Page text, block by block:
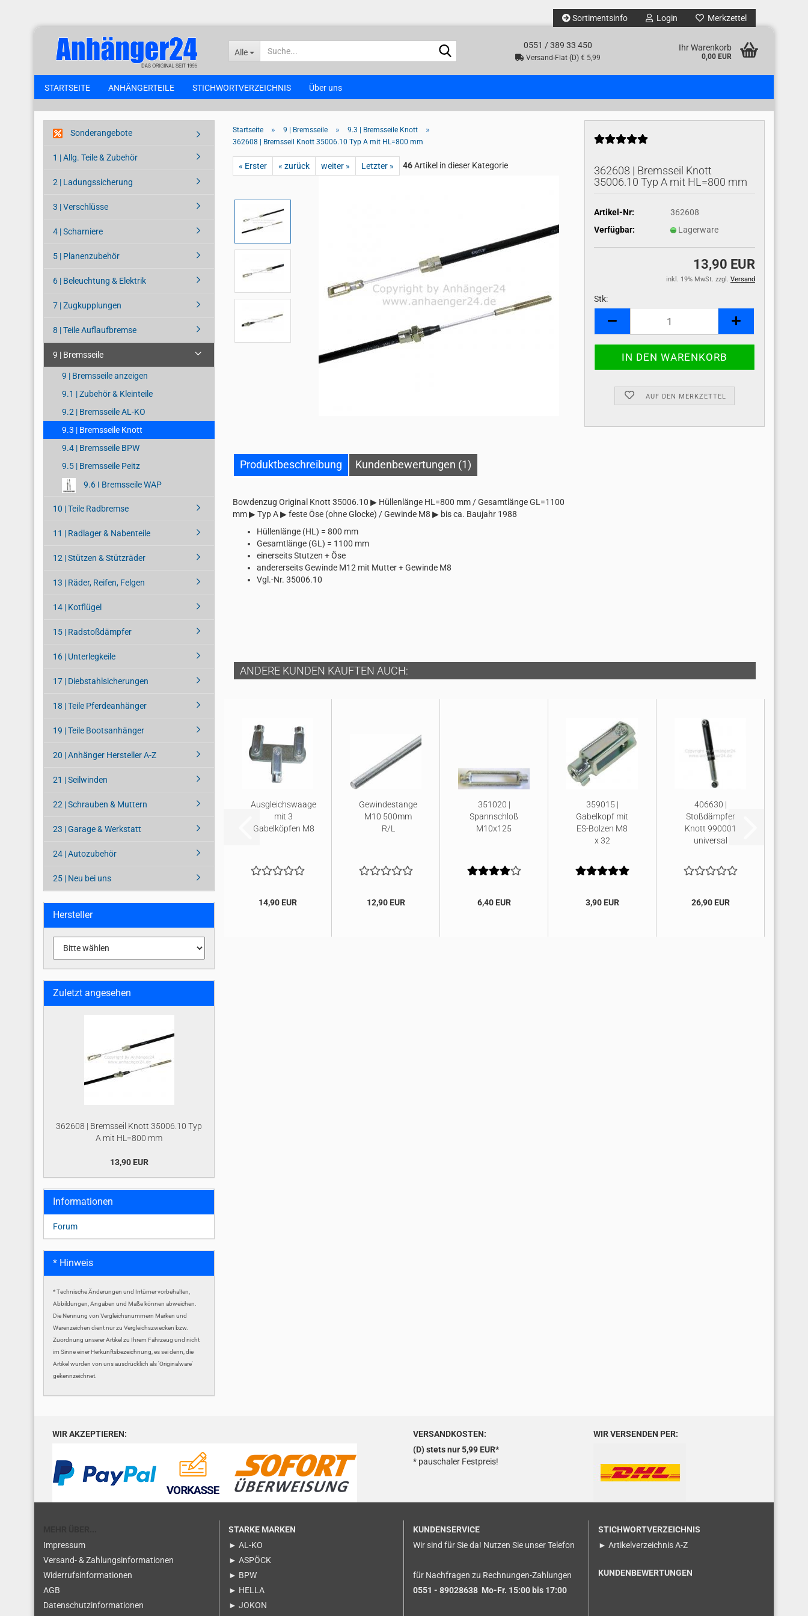
Sortimentsinfo Login Merkzettel
Alle
0551 / 389 33 450
Versand-Flat (D) € 5,99
Ihr Warenkorb
0,00 EUR
STARTSEITE ANHÄNGERTEILE STICHWORTVERZEICHNIS Über uns
Startseite » 9 | Bremsseile » 9.3 | Bremsseile Knott »
362608 | Bremsseil Knott 35006.10 Typ A mit HL=800 mm
« Erster « zurück weiter » Letzter » 46Artikel in dieser Kategorie
362608 | Bremsseil Knott
35006.10 Typ A mit HL=800 mm
Artikel-Nr:
362608
Verfügbar:
Lagerware
13,90 EUR
inkl. 19% MwSt. zzgl. Versand
Stk:
AUF DEN MERKZETTEL
Produktbeschreibung Kundenbewertungen (1)
Bowdenzug Original Knott 35006.10 ▶ Hüllenlänge HL=800 mm / Gesamtlänge GL=1100
mm ▶ Typ A ▶ feste Öse (ohne Glocke) / Gewinde M8 ▶ bis ca. Baujahr 1988
Hüllenlänge (HL) = 800 mm
Gesamtlänge (GL) = 1100 mm
einerseits Stutzen + Öse
andererseits Gewinde M12 mit Mutter + Gewinde M8
Vgl.-Nr. 35006.10
ANDERE KUNDEN KAUFTEN AUCH:
Ausgleichswaage
mit 3
Gabelköpfen M8
14,90 EUR
Gewindestange
M10 500mm
R/L
12,90 EUR
351020 |
Spannschloß
M10x125
6,40 EUR
359015 |
Gabelkopf mit
ES-Bolzen M8
x 32
3,90 EUR
406630 |
Stoßdämpfer
Knott 990001
universal
26,90 EUR
Sonderangebote
1 | Allg. Teile & Zubehör
2 | Ladungssicherung
3 | Verschlüsse
4 | Scharniere
5 | Planenzubehör
6 | Beleuchtung & Elektrik
7 | Zugkupplungen
8 | Teile Auflaufbremse
9 | Bremsseile
9 | Bremsseile anzeigen
9.1 | Zubehör & Kleinteile
9.2 | Bremsseile AL-KO
9.3 | Bremsseile Knott
9.4 | Bremsseile BPW
9.5 | Bremsseile Peitz
9.6 I Bremsseile WAP
10 | Teile Radbremse
11 | Radlager & Nabenteile
12 | Stützen & Stützräder
13 | Räder, Reifen, Felgen
14 | Kotflügel
15 | Radstoßdämpfer
16 | Unterlegkeile
17 | Diebstahlsicherungen
18 | Teile Pferdeanhänger
19 | Teile Bootsanhänger
20 | Anhänger Hersteller A-Z
21 | Seilwinden
22 | Schrauben & Muttern
23 | Garage & Werkstatt
24 | Autozubehör
25 | Neu bei uns
Hersteller
Zuletzt angesehen
362608 | Bremsseil Knott 35006.10 Typ
A mit HL=800 mm
13,90 EUR
Informationen
Forum
* Hinweis
* Technische Änderungen und Irrtümer vorbehalten,
Abbildungen, Angaben und Maße können abweichen.
Die Nennung von Vergleichsnummern Marken und
Warenzeichen dient nur zu Vergleichszwecken bzw.
Zuordnung unserer Artikel zu Ihrem Fahrzeug und nicht
im Sinne einer Herkunftsbezeichnung, es sei denn, die
Artikel wurden von uns ausdrücklich als 'Originalware'
gekennzeichnet.
WIR AKZEPTIEREN:
VERSANDKOSTEN:
(D) stets nur 5,99 EUR*
* pauschaler Festpreis!
WIR VERSENDEN PER:
Impressum
Versand- & Zahlungsinformationen
Widerrufsinformationen
AGB
Datenschutzinformationen
STARKE MARKEN
► AL-KO
► ASPÖCK
► BPW
► HELLA
► JOKON
KUNDENSERVICE
Wir sind für Sie da! Nutzen Sie unser Telefon
für Nachfragen zu Rechnungen-Zahlungen
0551 - 89028638 Mo-Fr. 15:00 bis 17:00
STICHWORTVERZEICHNIS
► Artikelverzeichnis A-Z
KUNDENBEWERTUNGEN